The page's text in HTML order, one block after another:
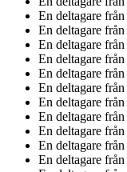
En deltagare från
En deltagare från
En deltagare från
En deltagare från
En deltagare från
En deltagare från
En deltagare från
En deltagare från
En deltagare från
En deltagare från
En deltagare från